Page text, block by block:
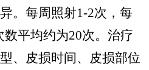
。每周照射1-2次，每
平均约为20次。治疗
、皮损时间、皮损部位